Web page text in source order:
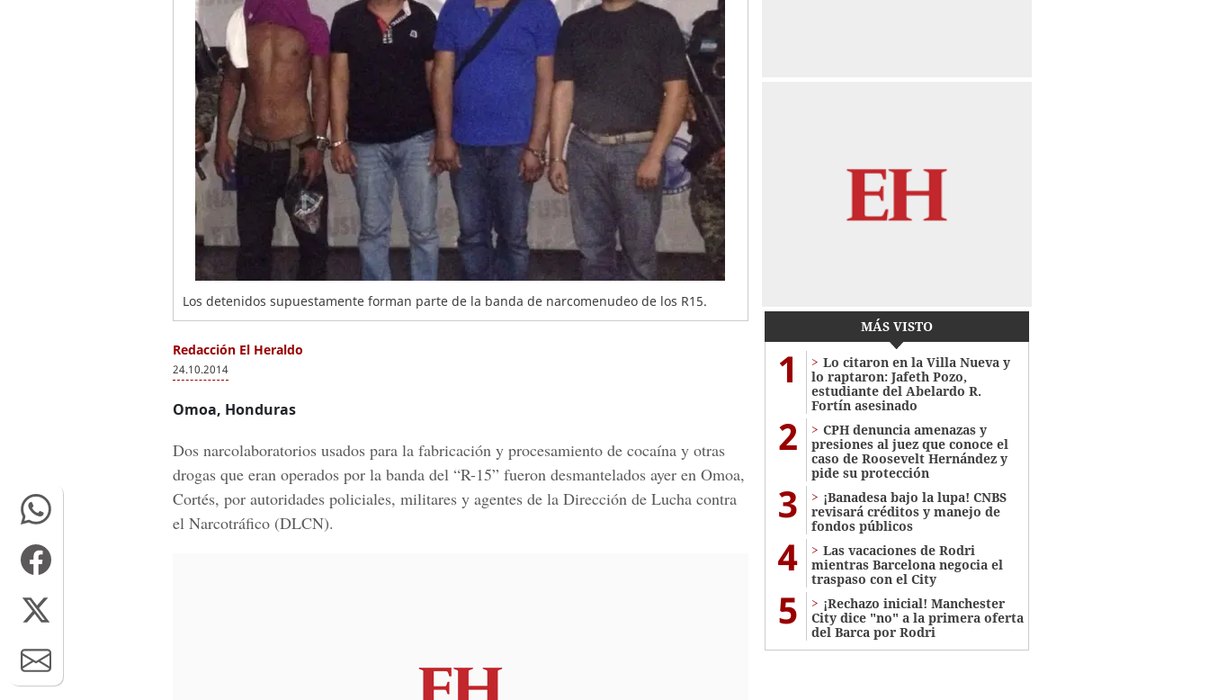
Los detenidos supuestamente forman parte de la banda de narcomenudeo de los R15.
Redacción El Heraldo
24.10.2014
Omoa, Honduras
Dos narcolaboratorios usados para la fabricación y procesamiento de cocaína y otras
drogas que eran operados por la banda del “R-15” fueron desmantelados ayer en Omoa,
Cortés, por autoridades policiales, militares y agentes de la Dirección de Lucha contra
el Narcotráfico (DLCN).
MÁS VISTO
1
Lo citaron en la Villa Nueva y
lo raptaron: Jafeth Pozo,
estudiante del Abelardo R.
Fortín asesinado
2
CPH denuncia amenazas y
presiones al juez que conoce el
caso de Roosevelt Hernández y
pide su protección
3
¡Banadesa bajo la lupa! CNBS
revisará créditos y manejo de
fondos públicos
4
Las vacaciones de Rodri
mientras Barcelona negocia el
traspaso con el City
5
¡Rechazo inicial! Manchester
City dice "no" a la primera oferta
del Barca por Rodri